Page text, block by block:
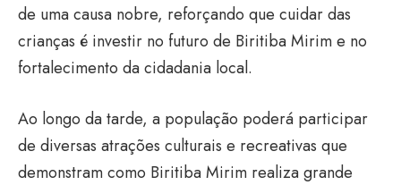
de uma causa nobre, reforçando que cuidar das
crianças é investir no futuro de Biritiba Mirim e no
fortalecimento da cidadania local.
Ao longo da tarde, a população poderá participar
de diversas atrações culturais e recreativas que
demonstram como Biritiba Mirim realiza grande